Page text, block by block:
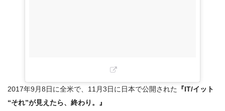
2017年9月8日に全米で、11月3日に日本で公開された
『IT/イット
“それ”が見えたら、終わり。』